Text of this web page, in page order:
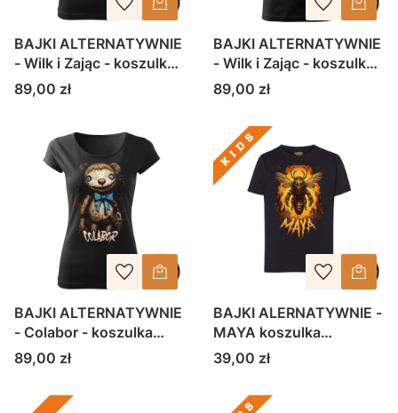
BAJKI ALTERNATYWNIE
- Wilk i Zając - koszulka
damska
Cena
89,00 zł
BAJKI ALTERNATYWNIE
- Wilk i Zając - koszulka
męska
Cena
89,00 zł
BAJKI ALTERNATYWNIE
- Colabor - koszulka
damska
Cena
89,00 zł
BAJKI ALERNATYWNIE -
MAYA koszulka
dziecięca
Cena
39,00 zł